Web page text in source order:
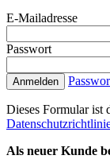
E-Mailadresse
Passwort
Anmelden
Dieses Formular ist
Als neuer Kunde